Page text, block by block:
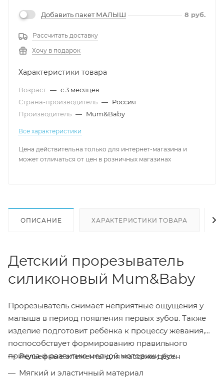
Добавить пакет МАЛЫШ 8 руб.
Рассчитать доставку
Хочу в подарок
Характеристики товара
Возраст — с 3 месяцев
Страна-производитель — Россия
Производитель — Mum&Baby
Все характеристики
Цена действительна только для интернет-магазина и
может отличаться от цен в розничных магазинах
ОПИСАНИЕ ХАРАКТЕРИСТИКИ ТОВАРА
Детский прорезыватель
силиконовый Mum&Baby
Прорезыватель снимает неприятные ощущения у
малыша в период появления первых зубов. Также
изделие подготовит ребёнка к процессу жевания,
поспособствует формированию правильного
прикуса и развитию мелкой моторики рук.
Рельефные элементы для массажа дёсен
Мягкий и эластичный материал